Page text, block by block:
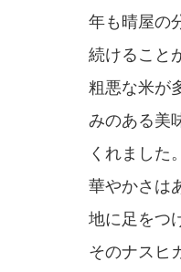
年も晴屋の
続けること
粗悪な米が
みのある美
くれました。
華やかさは
地に足をつ
そのナスヒ